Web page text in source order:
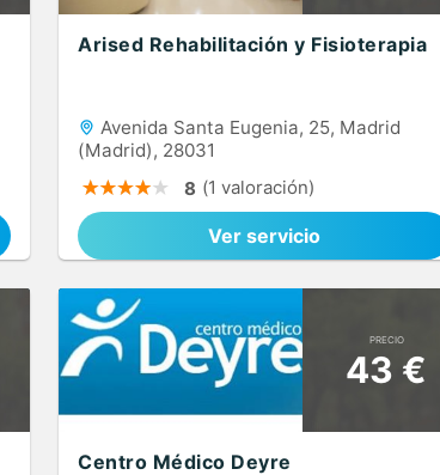
Arised Rehabilitación y Fisioterapia
Avenida Santa Eugenia, 25, Madrid
(Madrid), 28031
8 (1 valoración)
Ver servicio
PRECIO
43 €
Centro Médico Deyre